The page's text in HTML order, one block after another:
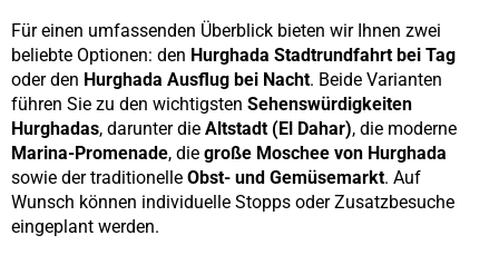
Für einen umfassenden Überblick bieten wir Ihnen zwei
beliebte Optionen: den Hurghada Stadtrundfahrt bei Tag
oder den Hurghada Ausflug bei Nacht. Beide Varianten
führen Sie zu den wichtigsten Sehenswürdigkeiten
Hurghadas, darunter die Altstadt (El Dahar), die moderne
Marina-Promenade, die große Moschee von Hurghada
sowie der traditionelle Obst- und Gemüsemarkt. Auf
Wunsch können individuelle Stopps oder Zusatzbesuche
eingeplant werden.